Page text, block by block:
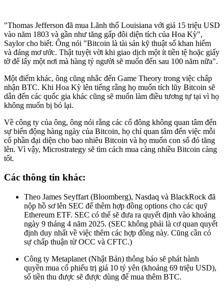
"Thomas Jefferson đã mua Lãnh thổ Louisiana với giá 15 triệu USD
vào năm 1803 và gần như tăng gấp đôi diện tích của Hoa Kỳ",
Saylor cho biết. Ông nói "Bitcoin là tài sản kỹ thuật số khan hiếm
và đáng mơ ước. Thật tuyệt vời khi giao dịch một ít tiền tệ hoặc giấy
tờ để lấy một nơi mà hàng tỷ người sẽ muốn đến sau 100 năm nữa".
Một điểm khác, ông cũng nhắc đến Game Theory trong việc chấp
nhận BTC. Khi Hoa Kỳ lên tiếng rằng họ muốn tích lũy Bitcoin sẽ
dẫn đến các quốc gia khác cũng sẽ muốn làm điều tương tự tại vì họ
không muốn bị bỏ lại.
Về công ty của ông, ông nói rằng các cổ đông không quan tâm đến
sự biến động hàng ngày của Bitcoin, họ chỉ quan tâm đến việc mỗi
cổ phần đại diện cho bao nhiêu Bitcoin và họ muốn con số đó tăng
lên. Vì vậy, Microstrategy sẽ tìm cách mua càng nhiều Bitcoin càng
tốt.
Các thông tin khác:
Theo James Seyffart (Bloomberg), Nasdaq và BlackRock đã
nộp hồ sơ lên SEC để thêm hợp đồng options cho các quỹ
Ethereum ETF. SEC có thể sẽ đưa ra quyết định vào khoảng
ngày 9 tháng 4 năm 2025. (SEC không phải là cơ quan quyết
định duy nhất về việc thêm các hợp đồng này. Cũng cần có
sự chấp thuận từ OCC và CFTC.)
Công ty Metaplanet (Nhật Bản) thông báo sẽ phát hành
quyền mua cổ phiếu trị giá 10 tỷ yên (khoảng 69 triệu USD),
số tiền thu được sẽ được dùng để mua thêm BTC.